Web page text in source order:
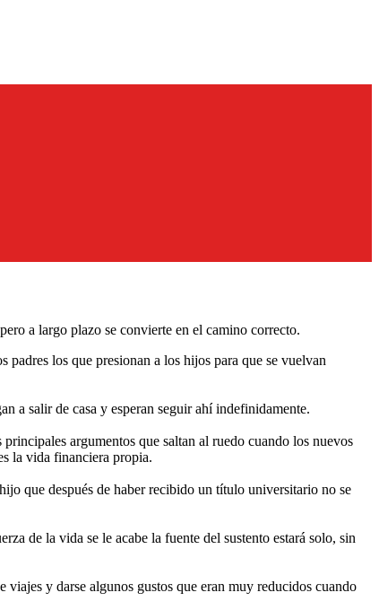
a largo plazo se convierte en el camino correcto.
los que presionan a los hijos para que se vuelvan
a salir de casa y esperan seguir ahí indefinidamente.
argumentos que saltan al ruedo cuando los nuevos
la vida financiera propia.
que después de haber recibido un título universitario no se
de la vida se le acabe la fuente del sustento estará solo, sin
viajes y darse algunos gustos que eran muy reducidos cuando